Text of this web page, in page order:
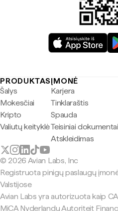
PRODUKTAS
Šalys
Mokesčiai
Kripto
Valiutų keityklė
ĮMONĖ
Karjera
Tinklaraštis
Spauda
Teisiniai dokumentai
Atskleidimas
© 2026 Avian Labs, Inc
Registruota pinigų paslaugų
Valstijose
Avian Labs yra autorizuota kaip
MiCA Nyderlandų Autoriteit